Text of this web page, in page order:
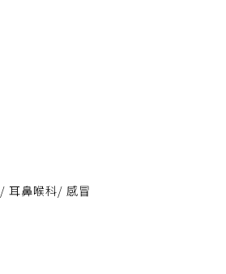
/ 耳鼻喉科/ 感冒